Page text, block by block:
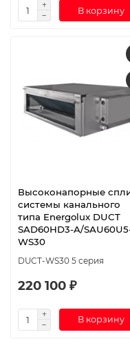
В корзину
Высоконапорные
системы канального
типа Energolux DUCT
SAD60HD3-A/
WS30
DUCT-WS30 5 серия
220 100 ₽
В корзину